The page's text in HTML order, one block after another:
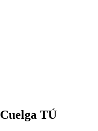
Cuelga TÚ